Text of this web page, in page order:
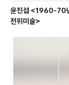
윤진섭 <1960-70
전위미술>